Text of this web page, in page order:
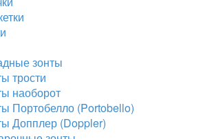
зонты
трости
наоборот
Портобелло (Portobello)
Допплер (Doppler)